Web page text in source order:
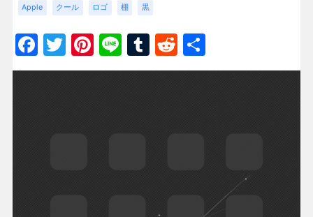
Apple クール ロゴ 棚 黒
Facebook
Twitter
Pinterest
LineTumblr
Reddit
有